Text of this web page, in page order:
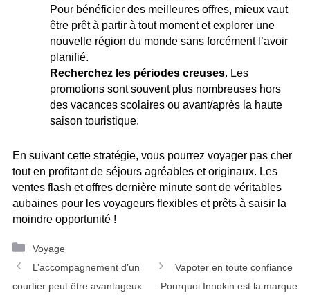
Pour bénéficier des meilleures offres, mieux vaut
être prêt à partir à tout moment et explorer une
nouvelle région du monde sans forcément l’avoir
planifié.
Recherchez les périodes creuses. Les
promotions sont souvent plus nombreuses hors
des vacances scolaires ou avant/après la haute
saison touristique.
En suivant cette stratégie, vous pourrez voyager pas cher
tout en profitant de séjours agréables et originaux. Les
ventes flash et offres dernière minute sont de véritables
aubaines pour les voyageurs flexibles et prêts à saisir la
moindre opportunité !
Catégories
Voyage
Navigation
des
L’accompagnement d’un
courtier peut être avantageux
Vapoter en toute confiance
: Pourquoi Innokin est la marque